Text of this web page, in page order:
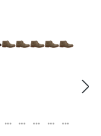
Gr
Gr
Gr
Gr
Gr